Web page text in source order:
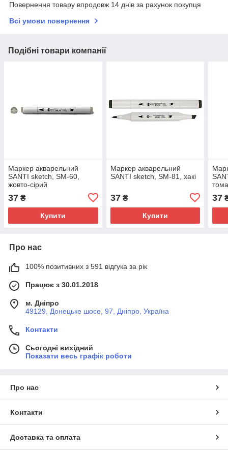
Повернення товару впродовж 14 днів за рахунок покупця
Всі умови повернення
Подібні товари компанії
Маркер акварельний
SANTI sketch, SM-60,
жовто-сірий
37 ₴
Купити
Маркер акварельний
SANTI sketch, SM-81, хакі
37₴
Купити
37
Про нас
100% позитивних з 591 відгука за рік
Працює з 30.01.2018
м. Дніпро
49129, Донецьке шосе, 97, Дніпро, Україна
Контакти
Сьогодні вихідний
Показати весь графік роботи
Про нас
Контакти
Доставка та оплата